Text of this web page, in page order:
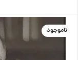
ناموجود